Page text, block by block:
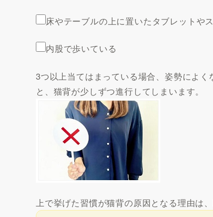
床やテーブルの上に置いたタブレットや
内股で歩いている
3つ以上当てはまっている場合、姿勢によ
と、猫背が少しずつ進行してしまいます。
上で挙げた習慣が猫背の原因となる理由は、